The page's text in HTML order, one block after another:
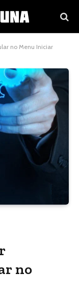
no Menu Iniciar
no